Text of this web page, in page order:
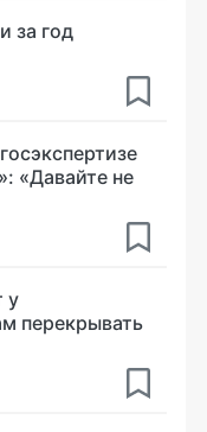
за год
«Давайте не
у
перекрывать